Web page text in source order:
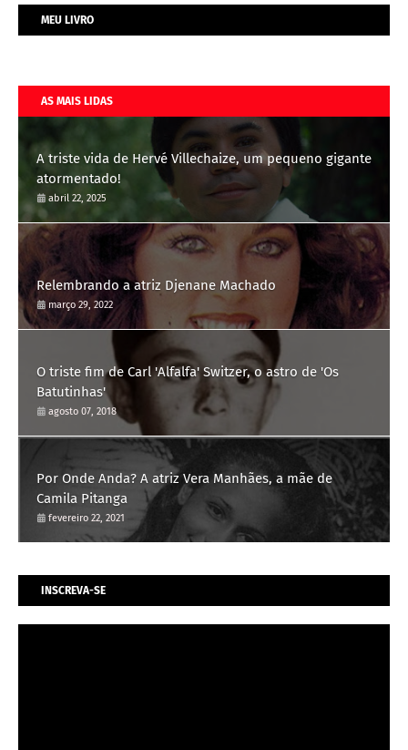
MEU LIVRO
AS MAIS LIDAS
A triste vida de Hervé Villechaize, um pequeno gigante
atormentado!
abril 22, 2025
Relembrando a atriz Djenane Machado
março 29, 2022
O triste fim de Carl 'Alfalfa' Switzer, o astro de 'Os
Batutinhas'
agosto 07, 2018
Por Onde Anda? A atriz Vera Manhães, a mãe de
Camila Pitanga
fevereiro 22, 2021
INSCREVA-SE